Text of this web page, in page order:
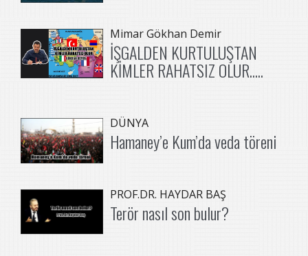
Mimar Gökhan Demir
İŞGALDEN KURTULUŞTAN
KİMLER RAHATSIZ OLUR.....
DÜNYA
Hamaney’e Kum’da veda töreni
PROF.DR. HAYDAR BAŞ
Terör nasıl son bulur?